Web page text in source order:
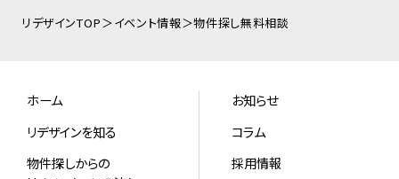
リデザインTOP イベント情報 物件探し無料相談
ホーム
リデザインを知る
物件探しからの
お知らせ
コラム
採用情報